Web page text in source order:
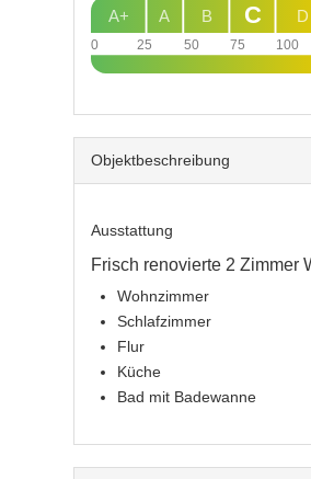
0 25 50 75 100
D
B
A
A+ C
Objekt­beschreibung
Ausstattung
Frisch renovierte 2 Zimmer
Wohnzimmer
Schlafzimmer
Flur
Küche
Bad mit Badewanne